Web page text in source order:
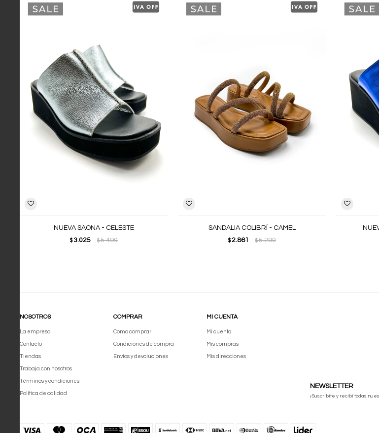
NUEVA SAONA - CELESTE
$3.025 $5.490
SANDALIA COLIBRÍ - CAMEL
$2.861 $5.290
NOSOTROS
La empresa
Contacto
Tiendas
Trabaja con nosotros
Términos y condiciones
Política de calidad
COMPRAR
Como comprar
Condiciones de compra
Envíos y devoluciones
MI CUENTA
Mi cuenta
Mis compras
Mis direcciones
NEWSLETTER
¡Suscribite y recibí todas